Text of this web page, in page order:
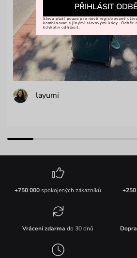
_layumi_
+750 000spokojených zákazníků
Vrácení zdarma do 30 dnů
PŘIHLÁSIT
Sleva platí pouze pro nově registrované
kombinovat s jinými slevovými kódy. Odběr
kdykoliv odhlásit.